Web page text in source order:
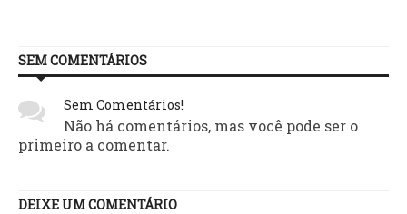
SEM COMENTÁRIOS
Sem Comentários!
Não há comentários, mas você pode ser o
primeiro a comentar.
DEIXE UM COMENTÁRIO